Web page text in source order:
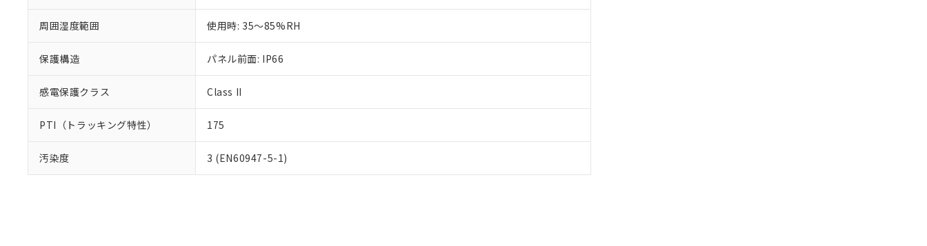
周囲湿度範囲 使用時: 35～85%RH
保護構造 パネル前面: IP66
感電保護クラス Class II
PTI（トラッキング特性） 175
汚染度 3 (EN60947-5-1)